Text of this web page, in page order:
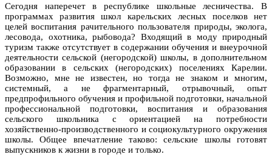
Сегодня наперечет в республике школьные лесничества. В
программах развития школ карельских лесных поселков нет
целей воспитания рачительного пользователя природы, эколога,
лесовода, охотника, рыбовода? Входящий в моду природный
туризм также отсутствует в содержании обучения и внеурочной
деятельности сельской (негородской) школы, в дополнительном
образовании в сельских (негородских) поселениях Карелии.
Возможно, мне не известен, но тогда не знаком и многим,
системный, а не фрагментарный, отрывочный, опыт
предпрофильного обучения и профильной подготовки, начальной
профессиональной подготовки, воспитания и образования
сельского школьника с ориентацией на потребности
хозяйственно-производственного и социокультурного окружения
школы. Общее впечатление таково: сельские школы готовят
выпускников к жизни в городе и только.